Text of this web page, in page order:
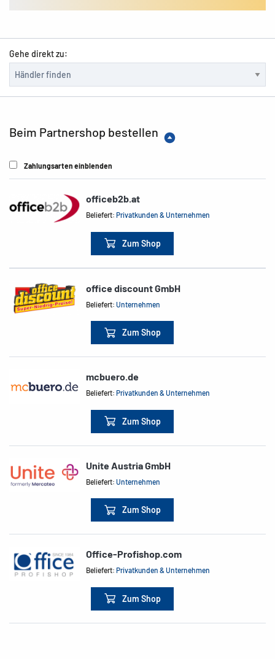
Gehe direkt zu:
Beim Partnershop bestellen
Zahlungsarten einblenden
officeb2b.at
Beliefert:Privatkunden & Unternehmen
Zum Shop
office discount GmbH
Beliefert:Unternehmen
Zum Shop
mcbuero.de
Beliefert:Privatkunden & Unternehmen
Zum Shop
Unite Austria GmbH
Beliefert:Unternehmen
Zum Shop
Office-Profishop.com
Beliefert:Privatkunden & Unternehmen
Zum Shop